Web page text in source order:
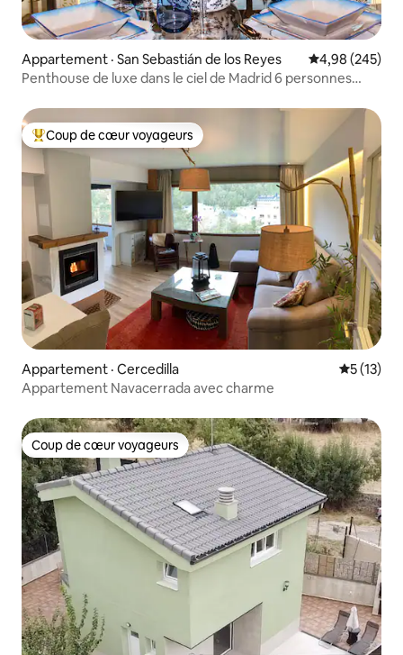
Appartement · San Sebastián de los Reyes Note
4,98 (245)
Penthouse de luxe dans le ciel de Madrid 6 personnes
Coup de cœur voyageurs parmi les plus aimés
Coup de cœur voyageurs
Appartement · Cercedilla Note
5 (13)
Appartement Navacerrada avec charme
Coup de cœur voyageurs
Coup de cœur voyageurs